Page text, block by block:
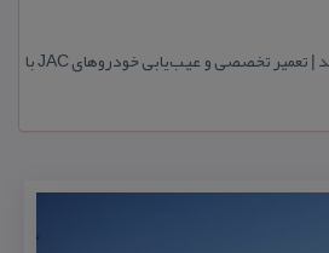
امداد خودرو جك در مشهد | تعمیر تخصصی و عیب‌یابی خودروهای JAC با